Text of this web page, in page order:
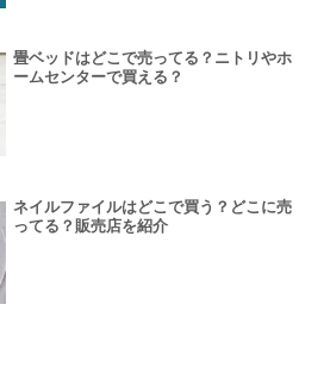
畳ベッドはどこで売ってる？ニトリやホ
ームセンターで買える？
ネイルファイルはどこで買う？どこに売
ってる？販売店を紹介